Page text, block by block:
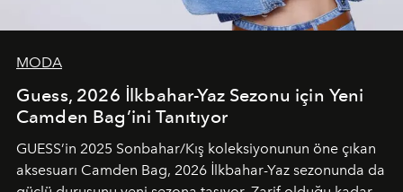
MODA
Guess, 2026 İlkbahar-Yaz Sezonu için Yeni
Camden Bag’ini Tanıtıyor
GUESS’in 2025 Sonbahar/Kış koleksiyonunun öne çıkan
aksesuarı Camden Bag, 2026 İlkbahar-Yaz sezonunda da